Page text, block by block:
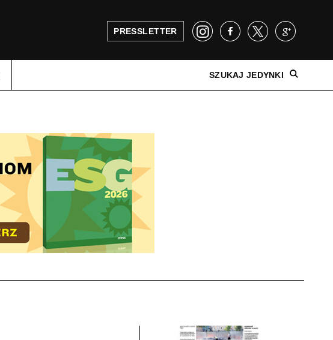
PRESSLETTER
SZUKAJ JEDYNKI